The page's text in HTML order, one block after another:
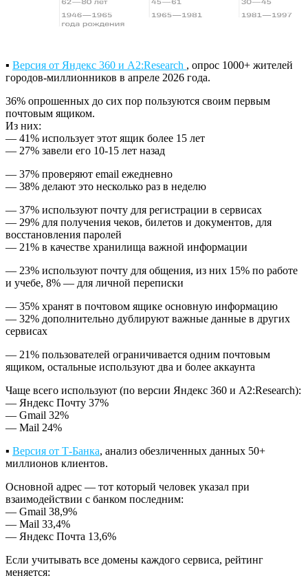
▪️ Версия от Яндекс 360 и A2:Research , опрос 1000+ жителей
городов-миллионников в апреле 2026 года.
36% опрошенных до сих пор пользуются своим первым
почтовым ящиком.
Из них:
— 41% использует этот ящик более 15 лет
— 27% завели его 10-15 лет назад
— 37% проверяют email ежедневно
— 38% делают это несколько раз в неделю
— 37% используют почту для регистрации в сервисах
— 29% для получения чеков, билетов и документов, для
восстановления паролей
— 21% в качестве хранилища важной информации
— 23% используют почту для общения, из них 15% по работе
и учебе, 8% — для личной переписки
— 35% хранят в почтовом ящике основную информацию
— 32% дополнительно дублируют важные данные в других
сервисах
— 21% пользователей ограничивается одним почтовым
ящиком, остальные используют два и более аккаунта
Чаще всего используют (по версии Яндекс 360 и A2:Research):
— Яндекс Почту 37%
— Gmail 32%
— Mail 24%
▪️ Версия от Т-Банка, анализ обезличенных данных 50+
миллионов клиентов.
Основной адрес — тот который человек указал при
взаимодействии с банком последним:
— Gmail 38,9%
— Mail 33,4%
— Яндекс Почта 13,6%
Если учитывать все домены каждого сервиса, рейтинг
меняется: